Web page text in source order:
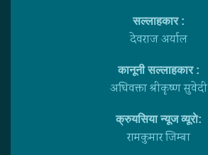
सल्लाहकार :
देवराज अर्याल
कानूनी सल्लाहकार :
अधिवक्ता श्रीकृष्ण सुवेदी
क्रुयसिया न्यूज व्यूराे:
रामकुमार जिम्बा